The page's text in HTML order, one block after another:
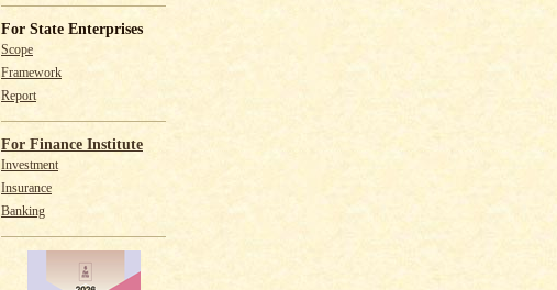
For State Enterprises
Scope
Framework
Report
For Finance Institute
Investment
Insurance
Banking